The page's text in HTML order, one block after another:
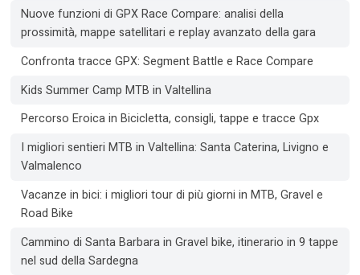
Nuove funzioni di GPX Race Compare: analisi della
prossimità, mappe satellitari e replay avanzato della gara
Confronta tracce GPX: Segment Battle e Race Compare
Kids Summer Camp MTB in Valtellina
Percorso Eroica in Bicicletta, consigli, tappe e tracce Gpx
I migliori sentieri MTB in Valtellina: Santa Caterina, Livigno e
Valmalenco
Vacanze in bici: i migliori tour di più giorni in MTB, Gravel e
Road Bike
Cammino di Santa Barbara in Gravel bike, itinerario in 9 tappe
nel sud della Sardegna